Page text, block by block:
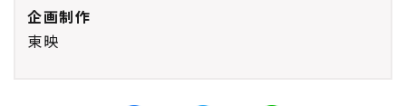
企画制作
東映